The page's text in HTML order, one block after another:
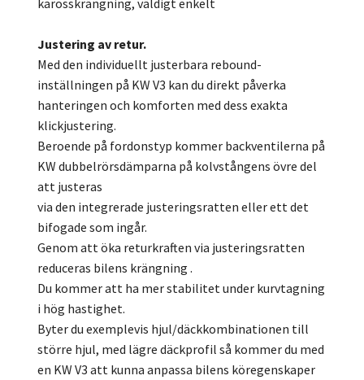
karosskrängning, väldigt enkelt
Justering av retur.
Med den individuellt justerbara rebound-
inställningen på KW V3 kan du direkt påverka
hanteringen och komforten med dess exakta
klickjustering.
Beroende på fordonstyp kommer backventilerna på
KW dubbelrörsdämparna på kolvstångens övre del
att justeras
via den integrerade justeringsratten eller ett det
bifogade som ingår.
Genom att öka returkraften via justeringsratten
reduceras bilens krängning .
Du kommer att ha mer stabilitet under kurvtagning
i hög hastighet.
Byter du exemplevis hjul/däckkombinationen till
större hjul, med lägre däckprofil så kommer du med
en KW V3 att kunna anpassa bilens köregenskaper